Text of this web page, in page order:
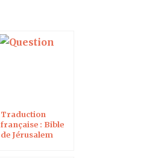
Traduction
française : Bible
de Jérusalem